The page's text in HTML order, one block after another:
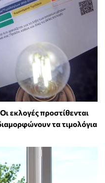
εκλογές προστίθενται
τα τιμολόγια